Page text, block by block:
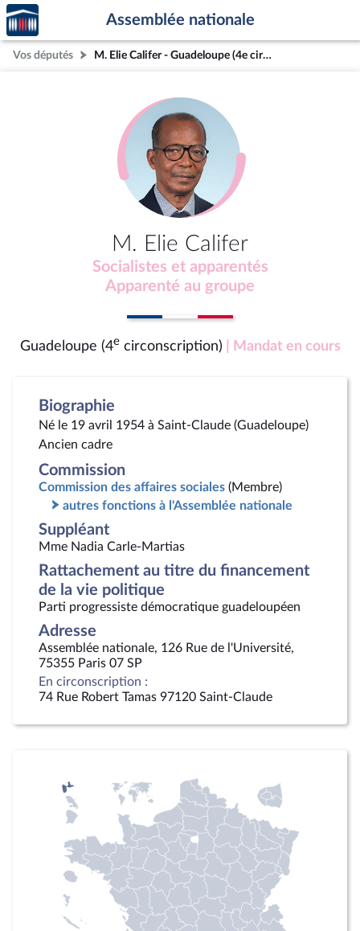
Aller au contenu
Aller en bas de la page
Accèder
à la
page
d'accueil
Assemblée nationale
Vos députés M. Elie Califer - Guadeloupe (4e circonscription)
M. Elie Califer
Socialistes et apparentés
Apparenté au groupe
Guadeloupe (4ecirconscription) | Mandat en cours
Biographie
Né le 19 avril 1954 à Saint-Claude (Guadeloupe)
Ancien cadre
Commission
Commission des affaires sociales (Membre)
autres fonctions à l'Assemblée nationale
Suppléant
Mme Nadia Carle-Martias
Rattachement au titre du financement
de la vie politique
Parti progressiste démocratique guadeloupéen
Adresse
Assemblée nationale, 126 Rue de l'Université,
75355 Paris 07 SP
En circonscription :
74 Rue Robert Tamas 97120 Saint-Claude